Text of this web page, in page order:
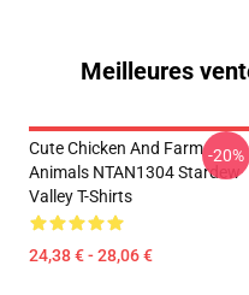
Meilleures
Cute Chicken And Farm
Animals NTAN1304 Stardew
Valley T-Shirts
24,38 € - 28,06 €
-20%